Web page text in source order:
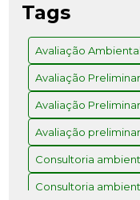
Caminho para
Avaliação
Benefícios para
Como a
Transformar Seu
Como a
Seu Negócio
Tags
Avaliação
Avaliação
Avaliação
Avaliação
Consultoria
Consultoria